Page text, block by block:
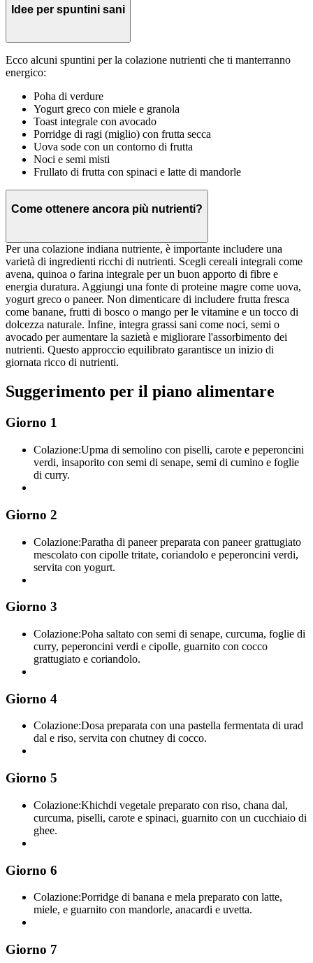
Idee per spuntini sani
Ecco alcuni spuntini per la colazione nutrienti che ti manterranno
energico:
Poha di verdure
Yogurt greco con miele e granola
Toast integrale con avocado
Porridge di ragi (miglio) con frutta secca
Uova sode con un contorno di frutta
Noci e semi misti
Frullato di frutta con spinaci e latte di mandorle
Come ottenere ancora più nutrienti?
Per una colazione indiana nutriente, è importante includere una
varietà di ingredienti ricchi di nutrienti. Scegli cereali integrali come
avena, quinoa o farina integrale per un buon apporto di fibre e
energia duratura. Aggiungi una fonte di proteine magre come uova,
yogurt greco o paneer. Non dimenticare di includere frutta fresca
come banane, frutti di bosco o mango per le vitamine e un tocco di
dolcezza naturale. Infine, integra grassi sani come noci, semi o
avocado per aumentare la sazietà e migliorare l'assorbimento dei
nutrienti. Questo approccio equilibrato garantisce un inizio di
giornata ricco di nutrienti.
Suggerimento per il piano alimentare
Giorno 1
Colazione:Upma di semolino con piselli, carote e peperoncini
verdi, insaporito con semi di senape, semi di cumino e foglie
di curry.
Giorno 2
Colazione:Paratha di paneer preparata con paneer grattugiato
mescolato con cipolle tritate, coriandolo e peperoncini verdi,
servita con yogurt.
Giorno 3
Colazione:Poha saltato con semi di senape, curcuma, foglie di
curry, peperoncini verdi e cipolle, guarnito con cocco
grattugiato e coriandolo.
Giorno 4
Colazione:Dosa preparata con una pastella fermentata di urad
dal e riso, servita con chutney di cocco.
Giorno 5
Colazione:Khichdi vegetale preparato con riso, chana dal,
curcuma, piselli, carote e spinaci, guarnito con un cucchiaio di
ghee.
Giorno 6
Colazione:Porridge di banana e mela preparato con latte,
miele, e guarnito con mandorle, anacardi e uvetta.
Giorno 7